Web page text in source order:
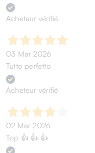
Acheteur vérifié
03 Mar 2026
Tutto perfetto
Acheteur vérifié
02 Mar 2026
Top 👍 👍 👍